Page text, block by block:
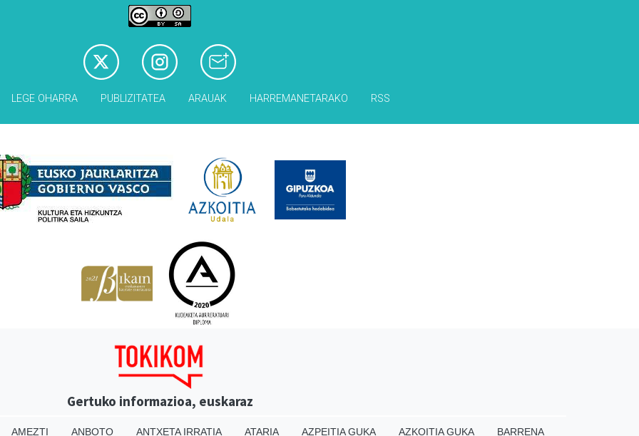
LEGE OHARRA PUBLIZITATEA ARAUAK HARREMANETARAKO RSS
Gertuko informazioa, euskaraz
AMEZTI ANBOTO ANTXETA IRRATIA ATARIA AZPEITIA GUKA AZKOITIA GUKA BARRENA